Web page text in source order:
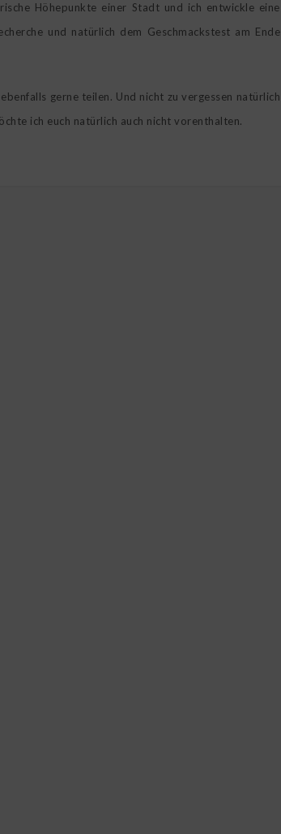
Höhepunkte einer Stadt und ich entwickle eine
und natürlich dem Geschmackstest am Ende
gerne teilen. Und nicht zu vergessen natürlich
ich euch natürlich auch nicht vorenthalten.